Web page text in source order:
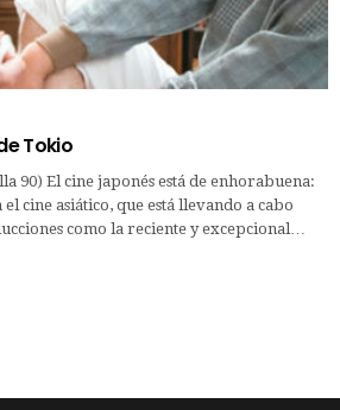
Tokio
90) El cine japonés está de enhorabuena:
cine asiático, que está llevando a cabo
como la reciente y excepcional…